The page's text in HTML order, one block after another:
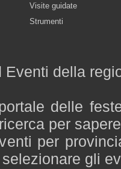
Visite guidate
Strumenti
Eventi della
delle
per
per
gli